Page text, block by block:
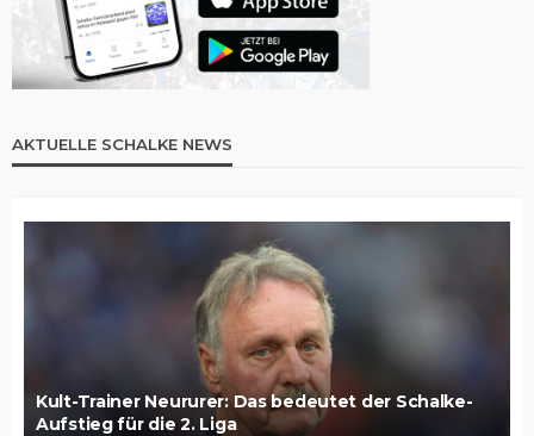
AKTUELLE SCHALKE NEWS
Kult-Trainer Neururer: Das bedeutet der Schalke-
Aufstieg für die 2. Liga